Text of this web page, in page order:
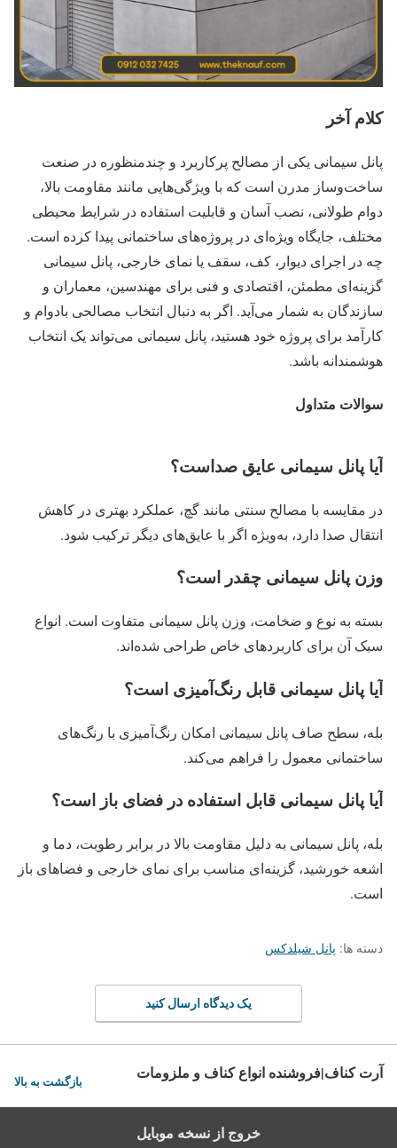
کلام آخر
پانل سیمانی یکی از مصالح پرکاربرد و چندمنظوره در صنعت
ساخت‌وساز مدرن است که با ویژگی‌هایی مانند مقاومت بالا،
دوام طولانی، نصب آسان و قابلیت استفاده در شرایط محیطی
مختلف، جایگاه ویژه‌ای در پروژه‌های ساختمانی پیدا کرده است.
چه در اجرای دیوار، کف، سقف یا نمای خارجی، پانل سیمانی
گزینه‌ای مطمئن، اقتصادی و فنی برای مهندسین، معماران و
سازندگان به شمار می‌آید. اگر به ‌دنبال انتخاب مصالحی بادوام و
کارآمد برای پروژه خود هستید، پانل سیمانی می‌تواند یک انتخاب
هوشمندانه باشد.
سوالات متداول
آیا پانل سیمانی عایق صداست؟
در مقایسه با مصالح سنتی مانند گچ، عملکرد بهتری در کاهش
انتقال صدا دارد، به‌ویژه اگر با عایق‌های دیگر ترکیب شود.
وزن پانل سیمانی چقدر است؟
بسته به نوع و ضخامت، وزن پانل سیمانی متفاوت است. انواع
سبک آن برای کاربردهای خاص طراحی شده‌اند.
آیا پانل سیمانی قابل رنگ‌آمیزی است؟
بله، سطح صاف پانل سیمانی امکان رنگ‌آمیزی با رنگ‌های
ساختمانی معمول را فراهم می‌کند.
آیا پانل سیمانی قابل استفاده در فضای باز است؟
بله، پانل سیمانی به دلیل مقاومت بالا در برابر رطوبت، دما و
اشعه خورشید، گزینه‌ای مناسب برای نمای خارجی و فضاهای باز
است.
دسته ها: پانل شیلدکس
یک دیدگاه ارسال کنید
آرت کناف|فروشنده انواع کناف و ملزومات بازگشت به بالا
خروج از نسخه موبایل